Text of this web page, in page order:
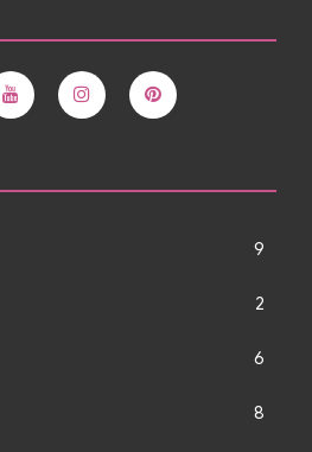
9
2
6
8